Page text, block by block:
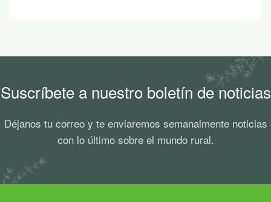
Suscríbete a nuestro boletín de noticias
Déjanos tu correo y te enviaremos semanalmente noticias
con lo último sobre el mundo rural.